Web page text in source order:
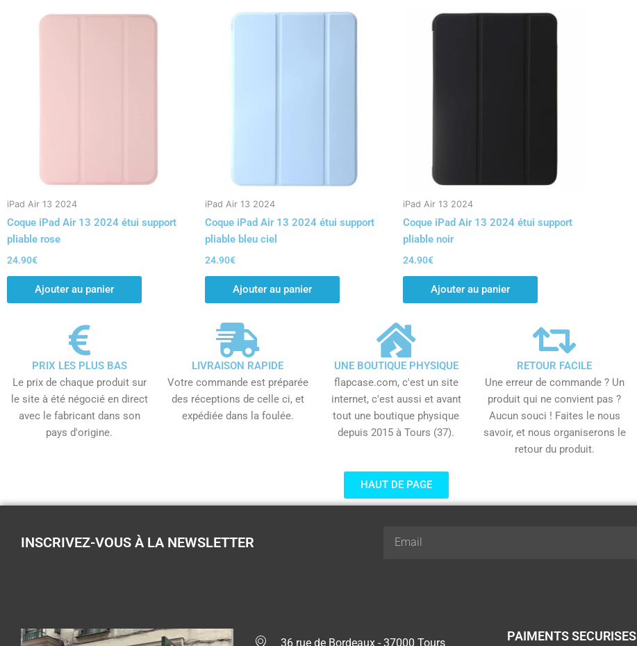
iPad Air 13 2024
Coque iPad Air 13 2024 étui support
pliable rose
24.90€
Ajouter au panier
iPad Air 13 2024
Coque iPad Air 13 2024 étui support
pliable bleu ciel
24.90€
Ajouter au panier
iPad Air 13 2024
Coque iPad Air 13 2024 étui support
pliable noir
24.90€
Ajouter au panier
PRIX LES PLUS BAS
Le prix de chaque produit sur
le site à été négocié en direct
avec le fabricant dans son
pays d'origine.
LIVRAISON RAPIDE
Votre commande est préparée
des réceptions de celle ci, et
expédiée dans la foulée.
UNE BOUTIQUE PHYSIQUE
flapcase.com, c'est un site
internet, c'est aussi et avant
tout une boutique physique
depuis 2015 à Tours (37).
RETOUR FACILE
Une erreur de commande ? Un
produit qui ne convient pas ?
Aucun souci ! Faites le nous
savoir, et nous organiserons le
retour du produit.
HAUT DE PAGE
INSCRIVEZ-VOUS À LA NEWSLETTER
36 rue de Bordeaux - 37000 Tours
PAIMENTS SECURISES